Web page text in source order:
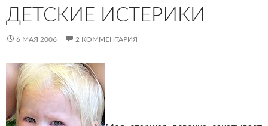
ДЕТСКИЕ ИСТЕРИКИ
6 МАЯ 2006 2 КОММЕНТАРИЯ